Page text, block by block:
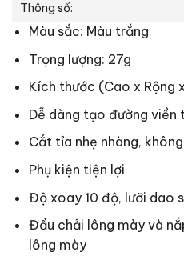
Thông số:
Màu sắc: Màu trắng
Trọng lượng: 27g
Kích thước (Cao x Rộng
Dễ dàng tạo đường viền
Cắt tỉa nhẹ nhàng,
Phụ kiện tiện lợi
Độ xoay 10 độ, lưỡi dao
Đầu chải lông mày và
lông mày